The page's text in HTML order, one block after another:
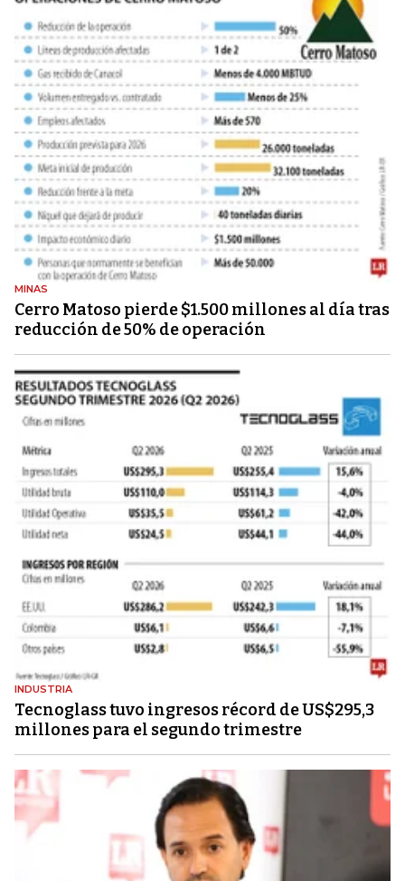
MINAS
Cerro Matoso pierde $1.500 millones al día tras
reducción de 50% de operación
INDUSTRIA
Tecnoglass tuvo ingresos récord de US$295,3
millones para el segundo trimestre